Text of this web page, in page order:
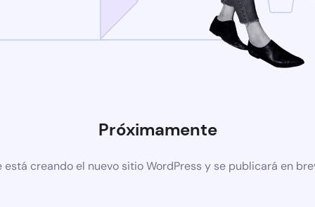
Próximamente
está creando el nuevo sitio WordPress y se publicará en